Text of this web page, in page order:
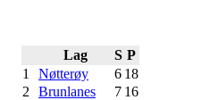
Lag S P
1
Nøtterøy 6 18
2
Brunlanes 7 16